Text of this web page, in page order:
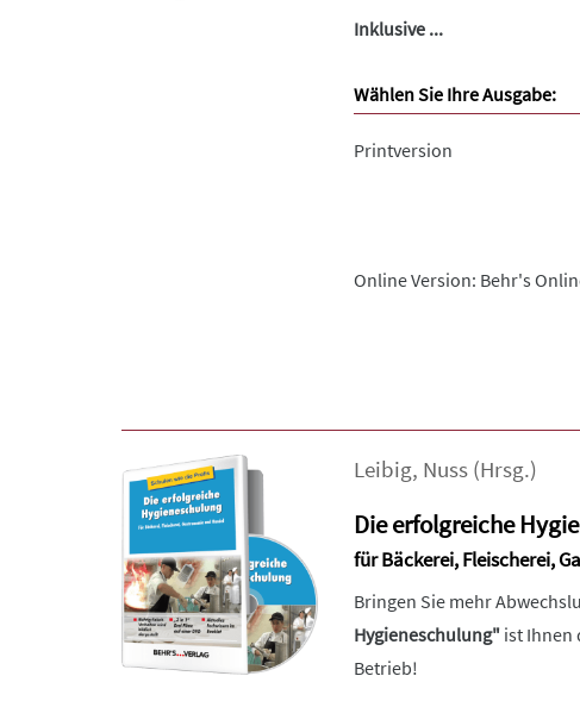
Inklusive ...
Wählen Sie Ihre Ausgabe:
Printversion
Online Version: Behr's
Leibig, Nuss (Hrsg.)
Die erfolgreiche
für Bäckerei, Fleischerei,
Bringen Sie mehr
Hygieneschulung" ist Ihnen
Betrieb!